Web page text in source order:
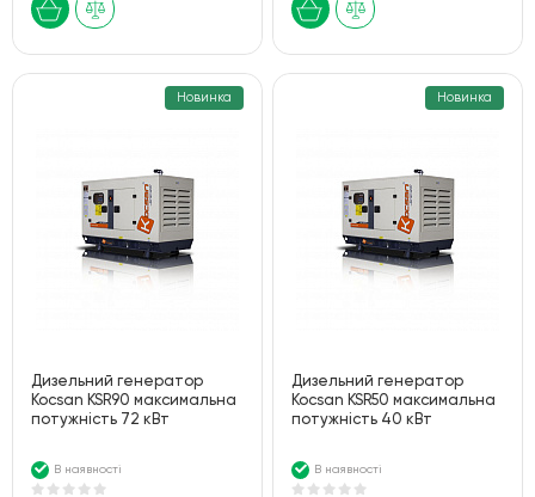
Новинка
Дизельний генератор
Kocsan KSR90 максимальна
потужність 72 кВт
В наявності
Новинка
Дизельний генератор
Kocsan KSR50 максимальна
потужність 40 кВт
В наявності